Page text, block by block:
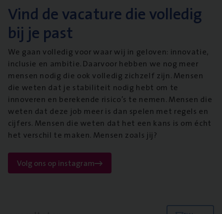
Vind de vacature die volledig
bij je past
We gaan volledig voor waar wij in geloven: innovatie,
inclusie en ambitie. Daarvoor hebben we nog meer
mensen nodig die ook volledig zichzelf zijn. Mensen
die weten dat je stabiliteit nodig hebt om te
innoveren en berekende risico’s te nemen. Mensen die
weten dat deze job meer is dan spelen met regels en
cijfers. Mensen die weten dat het een kans is om écht
het verschil te maken. Mensen zoals jij?
Volg ons op instagram